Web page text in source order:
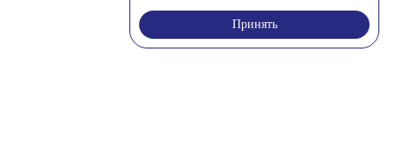
Принять